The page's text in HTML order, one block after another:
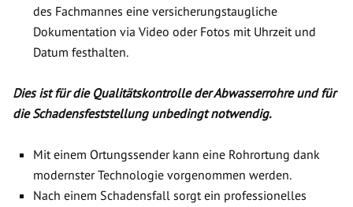
des Fachmannes eine versicherungstaugliche
Dokumentation via Video oder Fotos mit Uhrzeit und
Datum festhalten.
Dies ist für die Qualitätskontrolle der Abwasserrohre und für
die Schadensfeststellung unbedingt notwendig.
Mit einem Ortungssender kann eine Rohrortung dank
modernster Technologie vorgenommen werden.
Nach einem Schadensfall sorgt ein professionelles